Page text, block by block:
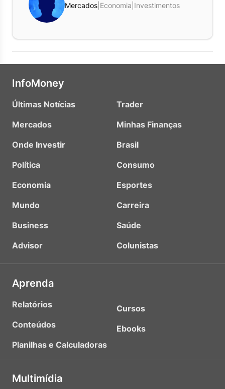
Mercados Economia Investimentos
InfoMoney
Últimas Notícias
Mercados
Onde Investir
Política
Economia
Mundo
Business
Advisor
Trader
Minhas Finanças
Brasil
Consumo
Esportes
Carreira
Saúde
Colunistas
Aprenda
Relatórios
Conteúdos
Planilhas e Calculadoras
Cursos
Ebooks
Multimídia